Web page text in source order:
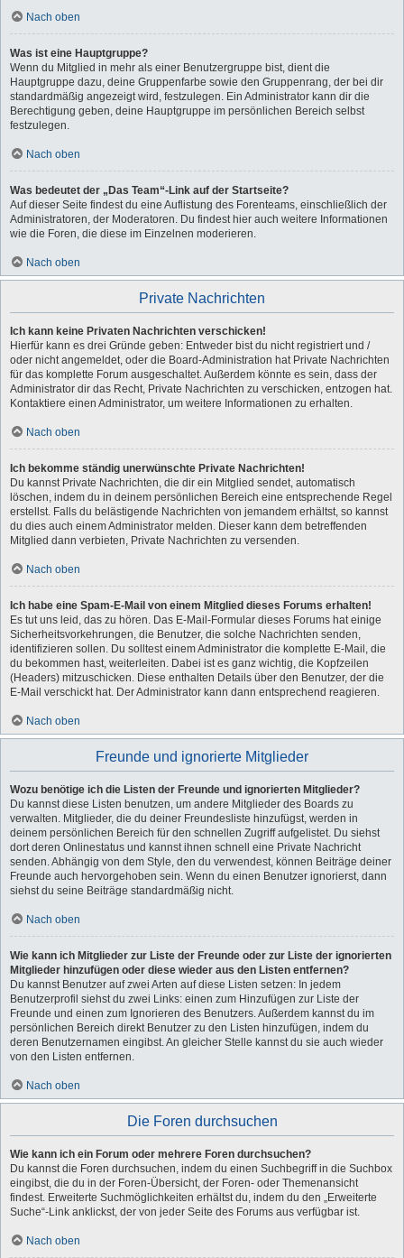
Nach oben
Was ist eine Hauptgruppe?
Wenn du Mitglied in mehr als einer Benutzergruppe bist, dient die
Hauptgruppe dazu, deine Gruppenfarbe sowie den Gruppenrang, der bei dir
standardmäßig angezeigt wird, festzulegen. Ein Administrator kann dir die
Berechtigung geben, deine Hauptgruppe im persönlichen Bereich selbst
festzulegen.
Nach oben
Was bedeutet der „Das Team“-Link auf der Startseite?
Auf dieser Seite findest du eine Auflistung des Forenteams, einschließlich der
Administratoren, der Moderatoren. Du findest hier auch weitere Informationen
wie die Foren, die diese im Einzelnen moderieren.
Nach oben
Private Nachrichten
Ich kann keine Privaten Nachrichten verschicken!
Hierfür kann es drei Gründe geben: Entweder bist du nicht registriert und /
oder nicht angemeldet, oder die Board-Administration hat Private Nachrichten
für das komplette Forum ausgeschaltet. Außerdem könnte es sein, dass der
Administrator dir das Recht, Private Nachrichten zu verschicken, entzogen hat.
Kontaktiere einen Administrator, um weitere Informationen zu erhalten.
Nach oben
Ich bekomme ständig unerwünschte Private Nachrichten!
Du kannst Private Nachrichten, die dir ein Mitglied sendet, automatisch
löschen, indem du in deinem persönlichen Bereich eine entsprechende Regel
erstellst. Falls du belästigende Nachrichten von jemandem erhältst, so kannst
du dies auch einem Administrator melden. Dieser kann dem betreffenden
Mitglied dann verbieten, Private Nachrichten zu versenden.
Nach oben
Ich habe eine Spam-E-Mail von einem Mitglied dieses Forums erhalten!
Es tut uns leid, das zu hören. Das E-Mail-Formular dieses Forums hat einige
Sicherheitsvorkehrungen, die Benutzer, die solche Nachrichten senden,
identifizieren sollen. Du solltest einem Administrator die komplette E-Mail, die
du bekommen hast, weiterleiten. Dabei ist es ganz wichtig, die Kopfzeilen
(Headers) mitzuschicken. Diese enthalten Details über den Benutzer, der die
E-Mail verschickt hat. Der Administrator kann dann entsprechend reagieren.
Nach oben
Freunde und ignorierte Mitglieder
Wozu benötige ich die Listen der Freunde und ignorierten Mitglieder?
Du kannst diese Listen benutzen, um andere Mitglieder des Boards zu
verwalten. Mitglieder, die du deiner Freundesliste hinzufügst, werden in
deinem persönlichen Bereich für den schnellen Zugriff aufgelistet. Du siehst
dort deren Onlinestatus und kannst ihnen schnell eine Private Nachricht
senden. Abhängig von dem Style, den du verwendest, können Beiträge deiner
Freunde auch hervorgehoben sein. Wenn du einen Benutzer ignorierst, dann
siehst du seine Beiträge standardmäßig nicht.
Nach oben
Wie kann ich Mitglieder zur Liste der Freunde oder zur Liste der ignorierten
Mitglieder hinzufügen oder diese wieder aus den Listen entfernen?
Du kannst Benutzer auf zwei Arten auf diese Listen setzen: In jedem
Benutzerprofil siehst du zwei Links: einen zum Hinzufügen zur Liste der
Freunde und einen zum Ignorieren des Benutzers. Außerdem kannst du im
persönlichen Bereich direkt Benutzer zu den Listen hinzufügen, indem du
deren Benutzernamen eingibst. An gleicher Stelle kannst du sie auch wieder
von den Listen entfernen.
Nach oben
Die Foren durchsuchen
Wie kann ich ein Forum oder mehrere Foren durchsuchen?
Du kannst die Foren durchsuchen, indem du einen Suchbegriff in die Suchbox
eingibst, die du in der Foren-Übersicht, der Foren- oder Themenansicht
findest. Erweiterte Suchmöglichkeiten erhältst du, indem du den „Erweiterte
Suche“-Link anklickst, der von jeder Seite des Forums aus verfügbar ist.
Nach oben